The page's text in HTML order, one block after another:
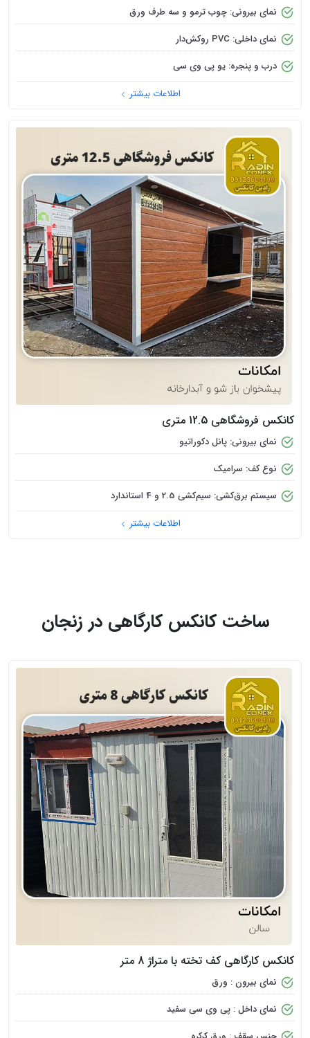
نمای بیرونی: چوب ترمو و سه طرف ورق
نمای داخلی: PVC روکش‌دار
درب و پنجره: یو پی وی سی
اطلاعات بیشتر
کانکس فروشگاهی 12.5 متری
نمای بیرونی: پانل دکوراتیو
نوع کف: سرامیک
سیستم برق‌کشی: سیم‌کشی 2.5 و 4 استاندارد
اطلاعات بیشتر
ساخت کانکس کارگاهی در زنجان
کانکس کارگاهی کف تخته با متراژ 8 متر
نمای بیرون : ورق
نمای داخل : پی وی سی سفید